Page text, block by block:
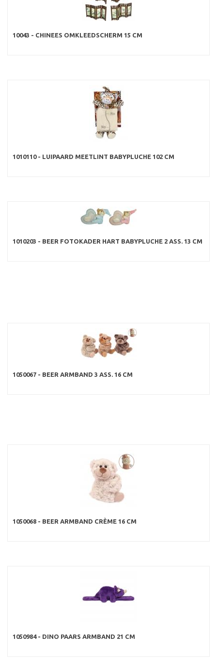
10043 - CHINEES OMKLEEDSCHERM 15 CM
1010110 - LUIPAARD MEETLINT BABYPLUCHE 102 CM
1010203 - BEER FOTOKADER HART BABYPLUCHE 2 ASS. 13 CM
1050067 - BEER ARMBAND 3 ASS. 16 CM
1050068 - BEER ARMBAND CRÈME 16 CM
1050984 - DINO PAARS ARMBAND 21 CM